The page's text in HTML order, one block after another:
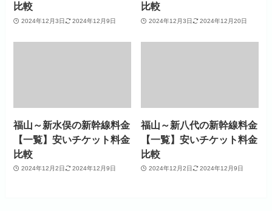
比較
2024年12月3日 2024年12月9日
比較
2024年12月3日 2024年12月20日
福山～新水俣の新幹線料金
【一覧】安いチケット料金
比較
2024年12月2日 2024年12月9日
福山～新八代の新幹線料金
【一覧】安いチケット料金
比較
2024年12月2日 2024年12月9日